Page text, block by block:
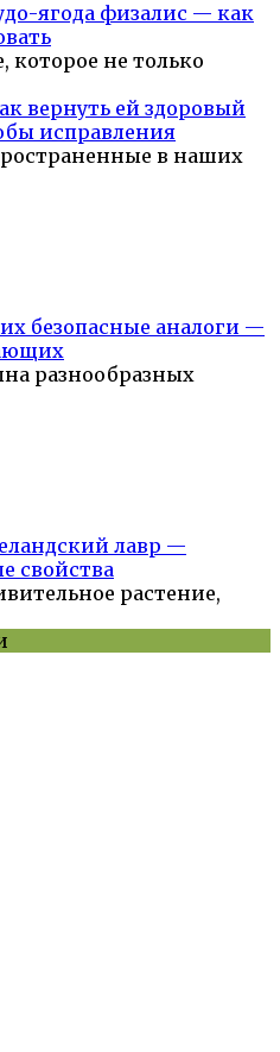
ягода физалис — как
которое не только
вернуть ей здоровый
исправления
в наших
безопасные аналоги —
разнообразных
лавр —
свойства
растение,